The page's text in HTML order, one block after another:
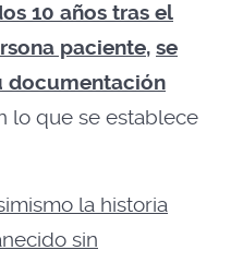
10 años tras el
paciente, se
documentación
lo que se establece
la historia
sin